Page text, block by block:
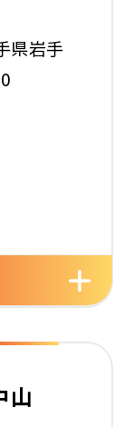
パー
県岩手
山